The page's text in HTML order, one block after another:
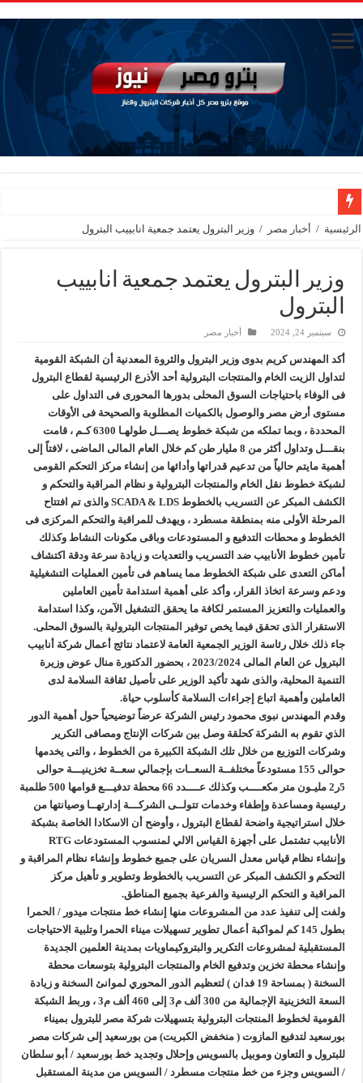
وزير البترول يتابع انتاج حقل البركة في اسوان
إنجاز بحري جديد … PMS تنهي أعمال إنزال الخطوط البحرية الثلاث بمشروع المرحلة الرابعة لتنمية حقل غاز كاموس البحري التابع لشركة شمال سيناء للبترول
هدوء اعلامي في وزارة البترول
وفاء علي : سداد ديون الشركاء ليس بالأمر الهين وجذبنا 19 مليار دولار استثمارات
رئيس القابضة للبتروكيماويات يتفقد مصنع ووتك لإنتاج الواح MDF الخشبية من قش الأرز
شائعات وحقائق.. الحركة المنحوسة ورحيل رئيس شركة في إيجاس والمعاش المبكر
محافظ مطروح يبحث مع رئيس شركة “كارجاس” حل مشكلة تكدس السيارات بمحطة
الرئيسية / أخبار مصر / وزير البترول يعتمد جمعية انابييب البترول
وزير البترول يعتمد جمعية انابييب
البترول
سبتمبر 24, 2024 أخبار مصر
أكد المهندس كريم بدوى وزير البترول والثروة المعدنية أن الشبكة القومية
لتداول الزيت الخام والمنتجات البترولية أحد الأذرع الرئيسية لقطاع البترول
فى الوفاء باحتياجات السوق المحلى بدورها المحورى فى التداول على
مستوى أرض مصر والوصول بالكميات المطلوبة والصحيحة فى الأوقات
المحددة ، وبما تملكه من شبكة خطوط يصـــل طولهـا 6300 كـم ، قامت
بنقـــل وتداول أكثر من 8 مليار طن كم خلال العام المالى الماضى ، لافتاً إلى
أهمية مايتم حالياً من تدعيم قدراتها وأدائها من إنشاء مركز التحكم القومى
لشبكة خطوط نقل الخام والمنتجات البترولية و نظام المراقبة والتحكم و
الكشف المبكر عن التسريب بالخطوط SCADA & LDS والذى تم افتتاح
المرحلة الأولى منه بمنطقة مسطرد ، ويهدف للمراقبة والتحكم المركزى فى
الخطوط و محطات التدفيع و المستودعات وباقى مكونات النشاط وكذلك
تأمين خطوط الأنابيب ضد التسريب والتعديات و زيادة سرعة ودقة اكتشاف
أماكن التعدى على شبكة الخطوط مما يساهم فى تأمين العمليات التشغيلية
ودعم وسرعة اتخاذ القرار، وأكد على أهمية استدامة تأمين العاملين
والعمليات والتعزيز المستمر لكافة ما يحقق التشغيل الآمن، وكذا استدامة
الاستقرار الذى تحقق فيما يخص توفير المنتجات البترولية بالسوق المحلى.
جاء ذلك خلال رئاسة الوزير الجمعية العامة لاعتماد نتائج أعمال شركة أنابيب
البترول عن العام المالى 2023/2024 ، بحضور الدكتورة منال عوض وزيرة
التنمية المحلية، والذى شهد تأكيد الوزير على تأصيل ثقافة السلامة لدى
العاملين وأهمية اتباع إجراءات السلامة كأسلوب حياة.
وقدم المهندس نبوى محمود رئيس الشركة عرضاً توضيحياً حول أهمية الدور
الذي تقوم به الشركة كحلقة وصل بين شركات الإنتاج ومصافى التكرير
وشركات التوزيع من خلال تلك الشبكة الكبيرة من الخطوط ، والتى يخدمها
حوالى 155 مستودعاً مختلفــة السعــات بإجمالي سعــة تخزينيـــة حوالى
5ر2 مليـون متر مكعــــب وكذلك عــــدد 66 محطة تدفيـــع قوامها 500 طلمبة
رئيسية ومساعدة وإطفاء وخدمات تتولــى الشركـــة إدارتهــا وصيانتها من
خلال استراتيجية واضحة لقطاع البترول ، وأوضح أن الاسكادا الخاصة بشبكة
الأنابيب تشتمل على أجهزة القياس الالي لمنسوب المستودعات RTG
وإنشاء نظام قياس معدل السريان على جميع خطوط وإنشاء نظام المراقبة و
التحكم و الكشف المبكر عن التسريب بالخطوط وتطوير و تأهيل مركز
المراقبة و التحكم الرئيسية والفرعية بجميع المناطق.
ولفت إلى تنفيذ عدد من المشروعات منها إنشاء خط منتجات ميدور / الحمرا
بطول 145 كم لمواكبة أعمال تطوير تسهيلات ميناء الحمرا وتلبية الاحتياجات
المستقبلية لمشروعات التكرير والبتروكيماويات بمدينة العلمين الجديدة
وإنشاء محطة تخزين وتدفيع الخام والمنتجات البترولية بتوسعات محطة
السخنة ( بمساحة 19 فدان ) لتعظيم الدور المحوري لموانئ السخنة و زيادة
السعة التخزينية الإجمالية من 300 ألف م3 إلى 460 ألف م3 ، وربط الشبكة
القومية لخطوط المنتجات البترولية بتسهيلات شركة مصر للبترول بميناء
بورسعيد لتدفيع المازوت ( منخفض الكبريت) من بورسعيد إلى شركات مصر
للبترول و التعاون وموبيل بالسويس وإحلال وتجديد خط بورسعيد / أبو سلطان
/ السويس وجزء من خط منتجات مسطرد / السويس من مدينة المستقبل